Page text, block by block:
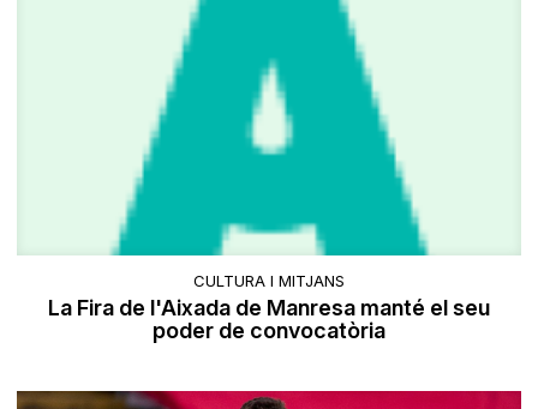
CULTURA I MITJANS
La Fira de l'Aixada de Manresa manté el seu
poder de convocatòria